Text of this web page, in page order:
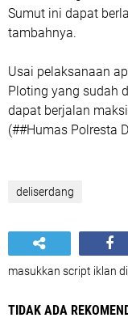
Sumut ini dapat
tambahnya.
Usai pelaksanaan
Ploting yang sudah
dapat berjalan
(##Humas Polresta
deliserdang
masukkan script iklan
TIDAK ADA